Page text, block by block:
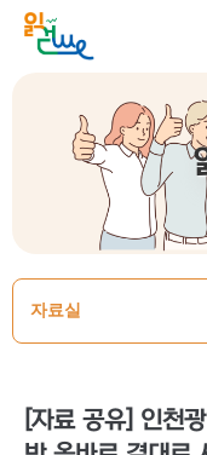
[자료 공유] 인천